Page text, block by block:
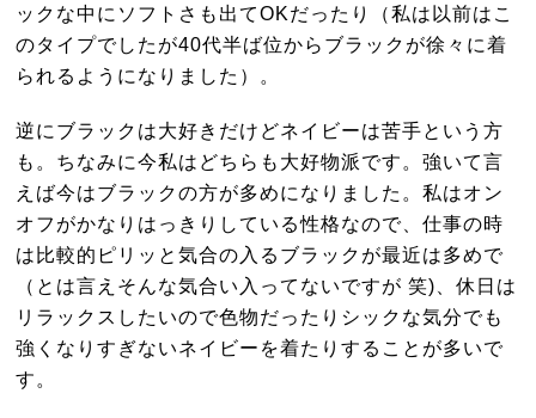
ックな中にソフトさも出てOKだったり（私は以前はこ
のタイプでしたが40代半ば位からブラックが徐々に着
られるようになりました）。
逆にブラックは大好きだけどネイビーは苦手という方
も。ちなみに今私はどちらも大好物派です。強いて言
えば今はブラックの方が多めになりました。私はオン
オフがかなりはっきりしている性格なので、仕事の時
は比較的ピリッと気合の入るブラックが最近は多めで
（とは言えそんな気合い入ってないですが 笑)、休日は
リラックスしたいので色物だったりシックな気分でも
強くなりすぎないネイビーを着たりすることが多いで
す。